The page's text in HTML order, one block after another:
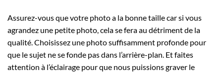
Assurez-vous que votre photo a la bonne taille car si vous
agrandez une petite photo, cela se fera au détriment de la
qualité. Choisissez une photo suffisamment profonde pour
que le sujet ne se fonde pas dans l’arrière-plan. Et faites
attention à l’éclairage pour que nous puissions graver le